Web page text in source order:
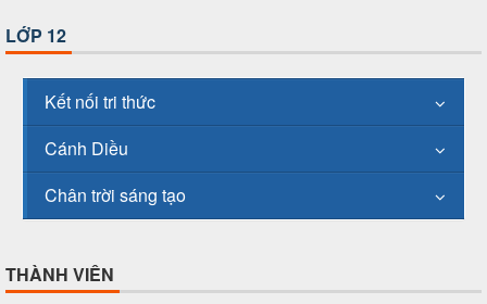
LỚP 12
Kết nối tri thức
Cánh Diều
Chân trời sáng tạo
THÀNH VIÊN